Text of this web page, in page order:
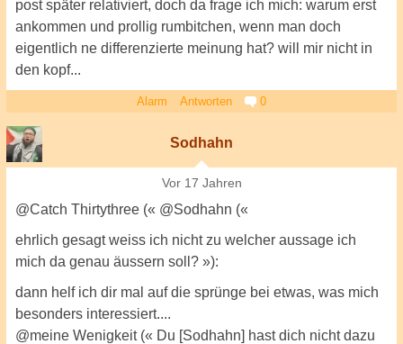
post später relativiert, doch da frage ich mich: warum erst
ankommen und prollig rumbitchen, wenn man doch
eigentlich ne differenzierte meinung hat? will mir nicht in
den kopf...
Alarm Antworten 0
Sodhahn
Vor 17 Jahren
@Catch Thirtythree (« @Sodhahn («
ehrlich gesagt weiss ich nicht zu welcher aussage ich
mich da genau äussern soll? »):
dann helf ich dir mal auf die sprünge bei etwas, was mich
besonders interessiert....
@meine Wenigkeit (« Du [Sodhahn] hast dich nicht dazu